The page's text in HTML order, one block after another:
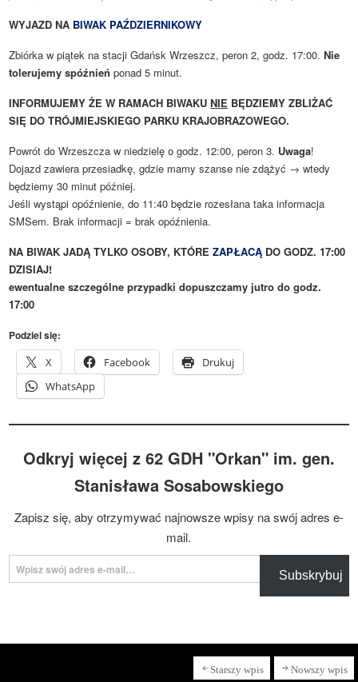
WYJAZD NA BIWAK PAŹDZIERNIKOWY
Zbiórka w piątek na stacji Gdańsk Wrzeszcz, peron 2, godz. 17:00.Nie
tolerujemy spóźnieńponad 5 minut.
INFORMUJEMY ŻE W RAMACH BIWAKUNIE BĘDZIEMY ZBLIŻAĆ
SIĘ DO TRÓJMIEJSKIEGO PARKU KRAJOBRAZOWEGO.
Powrót do Wrzeszcza w niedzielę o godz. 12:00, peron 3. Uwaga!
Dojazd zawiera przesiadkę, gdzie mamy szanse nie zdążyć → wtedy
będziemy 30 minut później.
Jeśli wystąpi opóźnienie, do 11:40 będzie rozesłana taka informacja
SMSem. Brak informacji = brak opóźnienia.
NA BIWAK JADĄ TYLKO OSOBY, KTÓREZAPŁACĄ DO GODZ. 17:00
DZISIAJ!
ewentualne szczególne przypadki dopuszczamy jutro do godz.
17:00
Podziel się:
X
Facebook
Drukuj
WhatsApp
Odkryj więcej z 62 GDH "Orkan" im. gen.
Stanisława Sosabowskiego
Zapisz się, aby otrzymywać najnowsze wpisy na swój adres e-
mail.
Wpisz swój adres e-mail…
Subskrybuj
Starszy wpis Nowszy wpis